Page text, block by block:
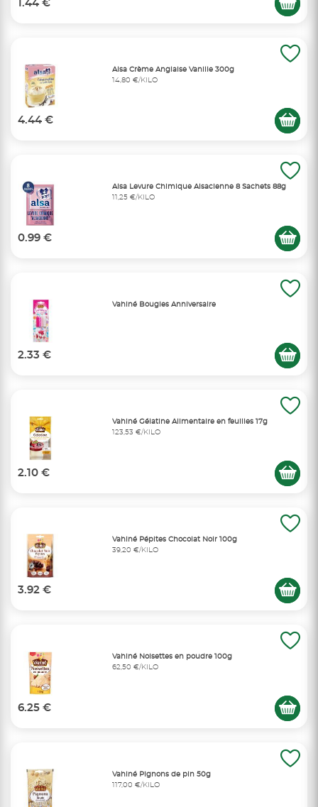
1.44 €
Alsa Crème Anglaise Vanille 300g
14,80 €/KILO
4.44 €
Alsa Levure Chimique Alsacienne 8 Sachets 88g
11,25 €/KILO
0.99 €
Vahiné Bougies Anniversaire
2.33 €
Vahiné Gélatine Alimentaire en feuilles 17g
123,53 €/KILO
2.10 €
Vahiné Pépites Chocolat Noir 100g
39,20 €/KILO
3.92 €
Vahiné Noisettes en poudre 100g
62,50 €/KILO
6.25 €
Vahiné Pignons de pin 50g
117,00 €/KILO